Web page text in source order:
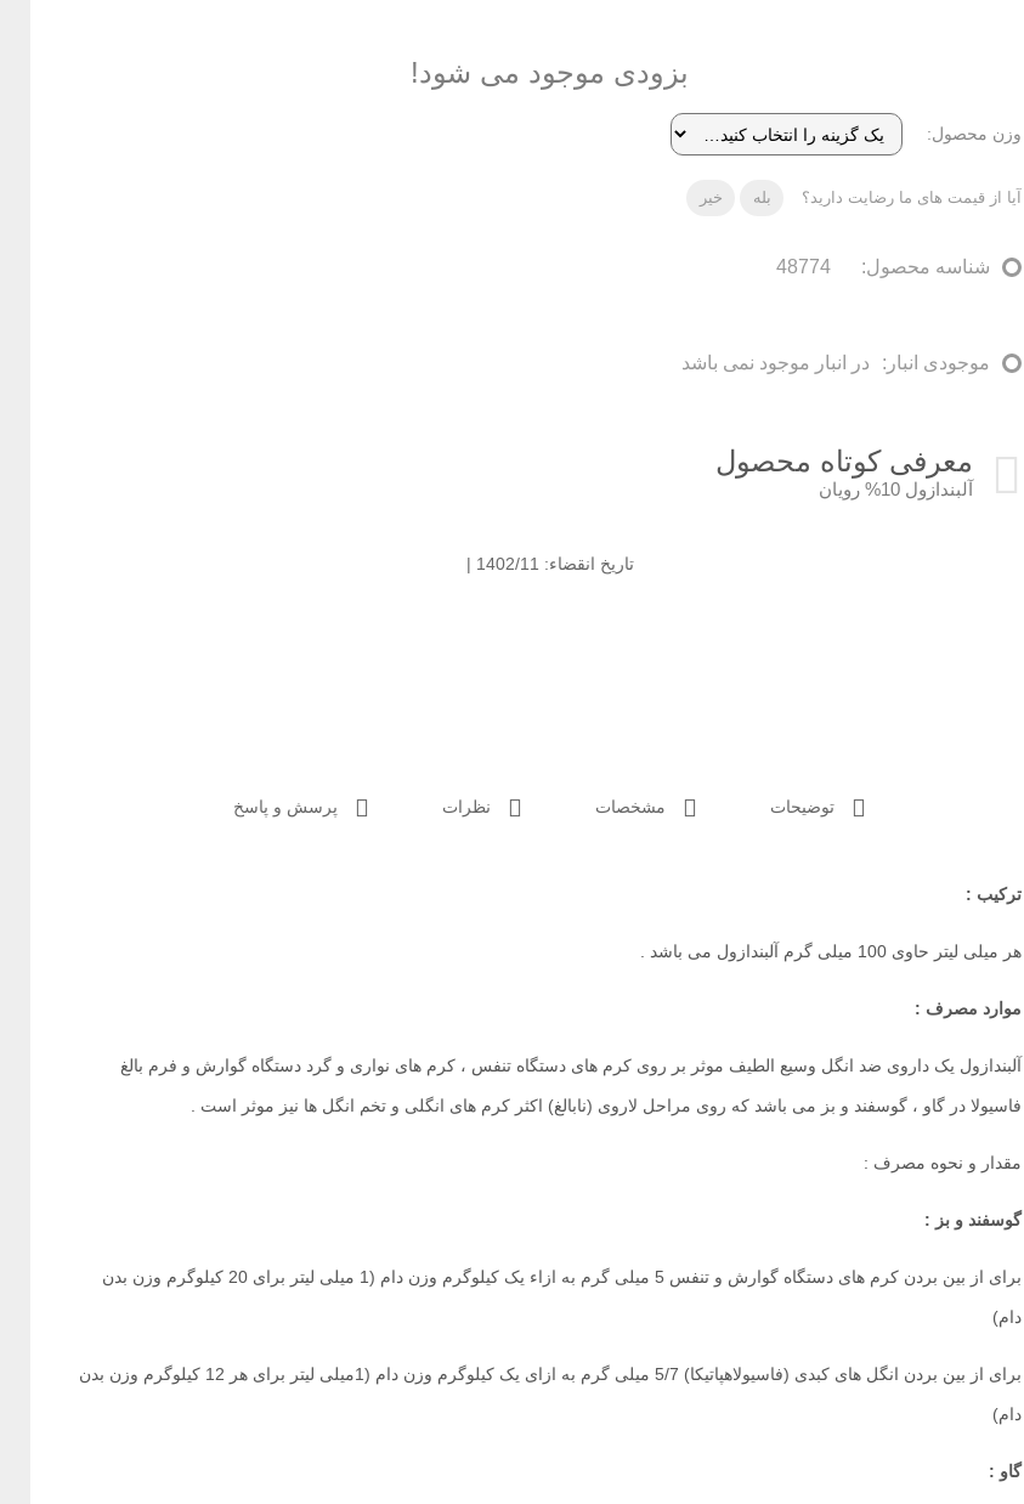
بزودی موجود می شود!
وزن محصول
آیا از قیمت های ما رضایت دارید؟ بله خیر
شناسه محصول: 48774
موجودی انبار: در انبار موجود نمی باشد
معرفی کوتاه محصول
آلبندازول 10% رویان
تاریخ انقضاء: 1402/11 |
توضیحات مشخصات نظرات پرسش و پاسخ
ترکیب :
هر میلی لیتر حاوی 100 میلی گرم آلبندازول می باشد .
موارد مصرف :
آلبندازول یک داروی ضد انگل وسیع الطیف موثر بر روی کرم های دستگاه تنفس ، کرم های نواری و گرد دستگاه گوارش و فرم بالغ
فاسیولا در گاو ، گوسفند و بز می باشد که روی مراحل لاروی (نابالغ) اکثر کرم های انگلی و تخم انگل ها نیز موثر است .‌
مقدار و نحوه مصرف :
گوسفند و بز :
برای از بین بردن کرم های دستگاه گوارش و تنفس 5 میلی گرم به ازاء یک کیلوگرم وزن دام (1 میلی لیتر برای 20 کیلوگرم وزن بدن
دام) ‌
برای از بین بردن انگل های کبدی (فاسیولاهپاتیکا) 5/7 میلی گرم به ازای یک کیلوگرم وزن دام (1میلی لیتر برای هر 12 کیلوگرم وزن بدن
دام)‌
گاو :